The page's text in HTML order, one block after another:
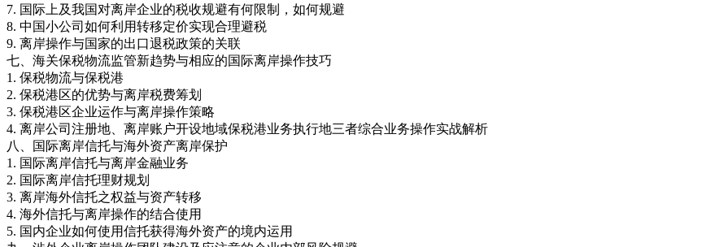
7. 国际上及我国对离岸企业的税收规避有何限制，如何规避
8. 中国小公司如何利用转移定价实现合理避税
9. 离岸操作与国家的出口退税政策的关联
七、海关保税物流监管新趋势与相应的国际离岸操作技巧
1. 保税物流与保税港
2. 保税港区的优势与离岸税费筹划
3. 保税港区企业运作与离岸操作策略
4. 离岸公司注册地、离岸账户开设地域保税港业务执行地三者综合业务操作实战解析
八、国际离岸信托与海外资产离岸保护
1. 国际离岸信托与离岸金融业务
2. 国际离岸信托理财规划
3. 离岸海外信托之权益与资产转移
4. 海外信托与离岸操作的结合使用
5. 国内企业如何使用信托获得海外资产的境内运用